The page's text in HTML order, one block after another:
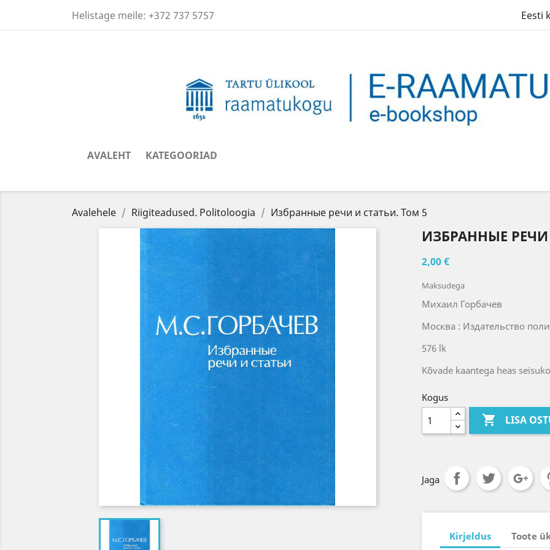
Helistage meile: +372 737 5757 Eesti
AVALEHT KATEGOORIAD
Avalehele Riigiteadused. Politoloogia Избранные речи и статьи. Том 5
ИЗБРАННЫЕ
2,00 €
Maksudega
Михаил Горбачев
Москва : Издательство
576 lk
Kõvade kaantega heas
Kogus
 LISA
Jaga
Kirjeldus Toote